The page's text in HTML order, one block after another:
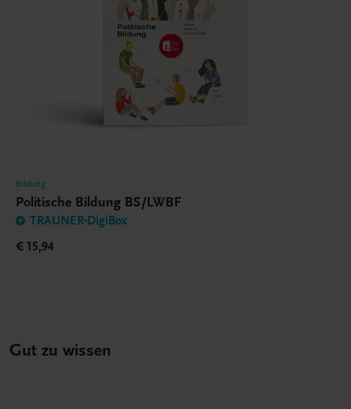
Bildung
Politische Bildung BS/LWBF
TRAUNER-DigiBox
€ 15,94
Gut zu wissen